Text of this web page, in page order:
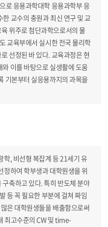
로 응용과학대학 응용과학부 응
교수의 충원과 최신 연구 및 교
위주로 첨단과학으로서의 물
교육부에서 실시한 전국 물리학
선정된 바 있다. 교육과정은 현
이를 바탕으로 실생활에 도움
기본부터 실응용까지의 과목을
학, 비선형 복잡계 등 21세기 유
정하여 학부생과 대학원생을 위
축하고 있다. 특히 반도체 분야
등 꼭 필요한 부분에 걸쳐 짜임
은 대학원생들을 배출함으로써
최고수준의 CW 및 time-